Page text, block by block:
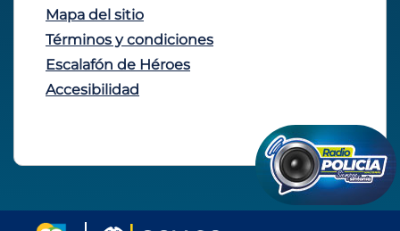
Mapa del sitio
Términos y condiciones
Escalafón de Héroes
Accesibilidad